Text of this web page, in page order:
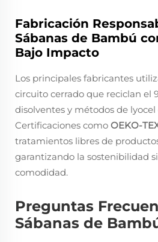
Fabricación
Sábanas de Bambú
Bajo Impacto
Los principales fabricantes
circuito cerrado que reciclan el
disolventes y métodos de
Certificaciones como OEKO-
tratamientos libres de
garantizando la sostenibilidad
comodidad.
Preguntas
Sábanas de